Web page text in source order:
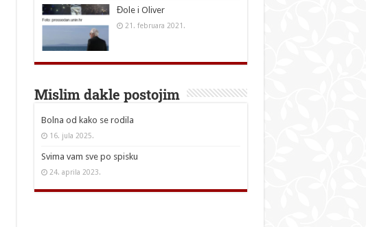
Đole i Oliver
21. februara 2021.
Mislim dakle postojim
Bolna od kako se rodila
16. jula 2025.
Svima vam sve po spisku
24. aprila 2023.